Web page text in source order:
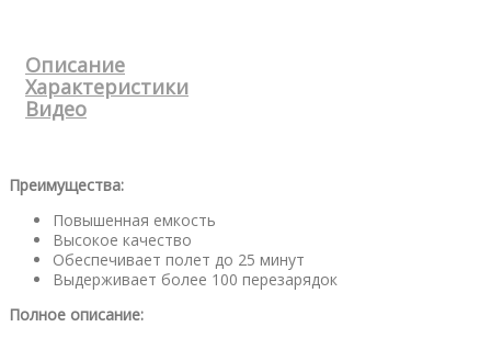
Описание
Характеристики
Видео
Преимущества:
Повышенная емкость
Высокое качество
Обеспечивает полет до 25 минут
Выдерживает более 100 перезарядок
Полное описание: